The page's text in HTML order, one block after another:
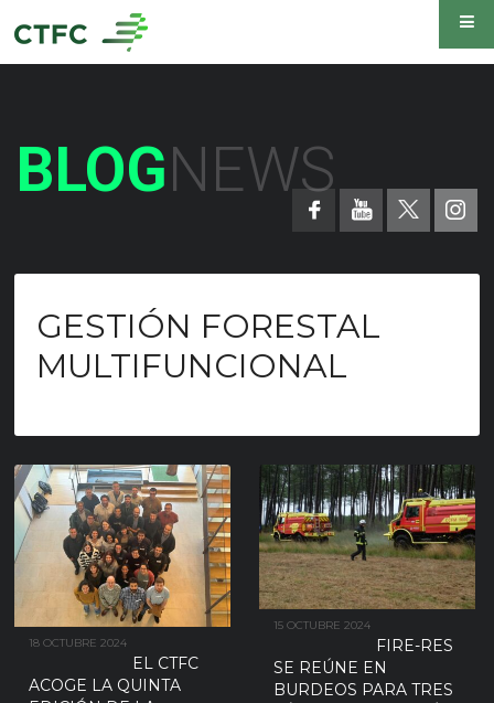
BLOGNEWS
GESTIÓN FORESTAL
MULTIFUNCIONAL
18 OCTUBRE 2024
EL CTFC
ACOGE LA QUINTA
15 OCTUBRE 2024
FIRE-RES
SE REÚNE EN
BURDEOS PARA TRES